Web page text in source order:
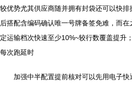
较优势尤其供应商随并拥有封袋还可以快
后搭配含编码确认唯一号牌备签免难，而
定运输档次快速至少10%~较行数覆盖提升
每次跑延时
加强中半配置提前核对可以先用电子